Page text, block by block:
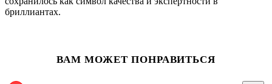
бриллиантах.
ВАМ МОЖЕТ ПОНРАВИТЬСЯ